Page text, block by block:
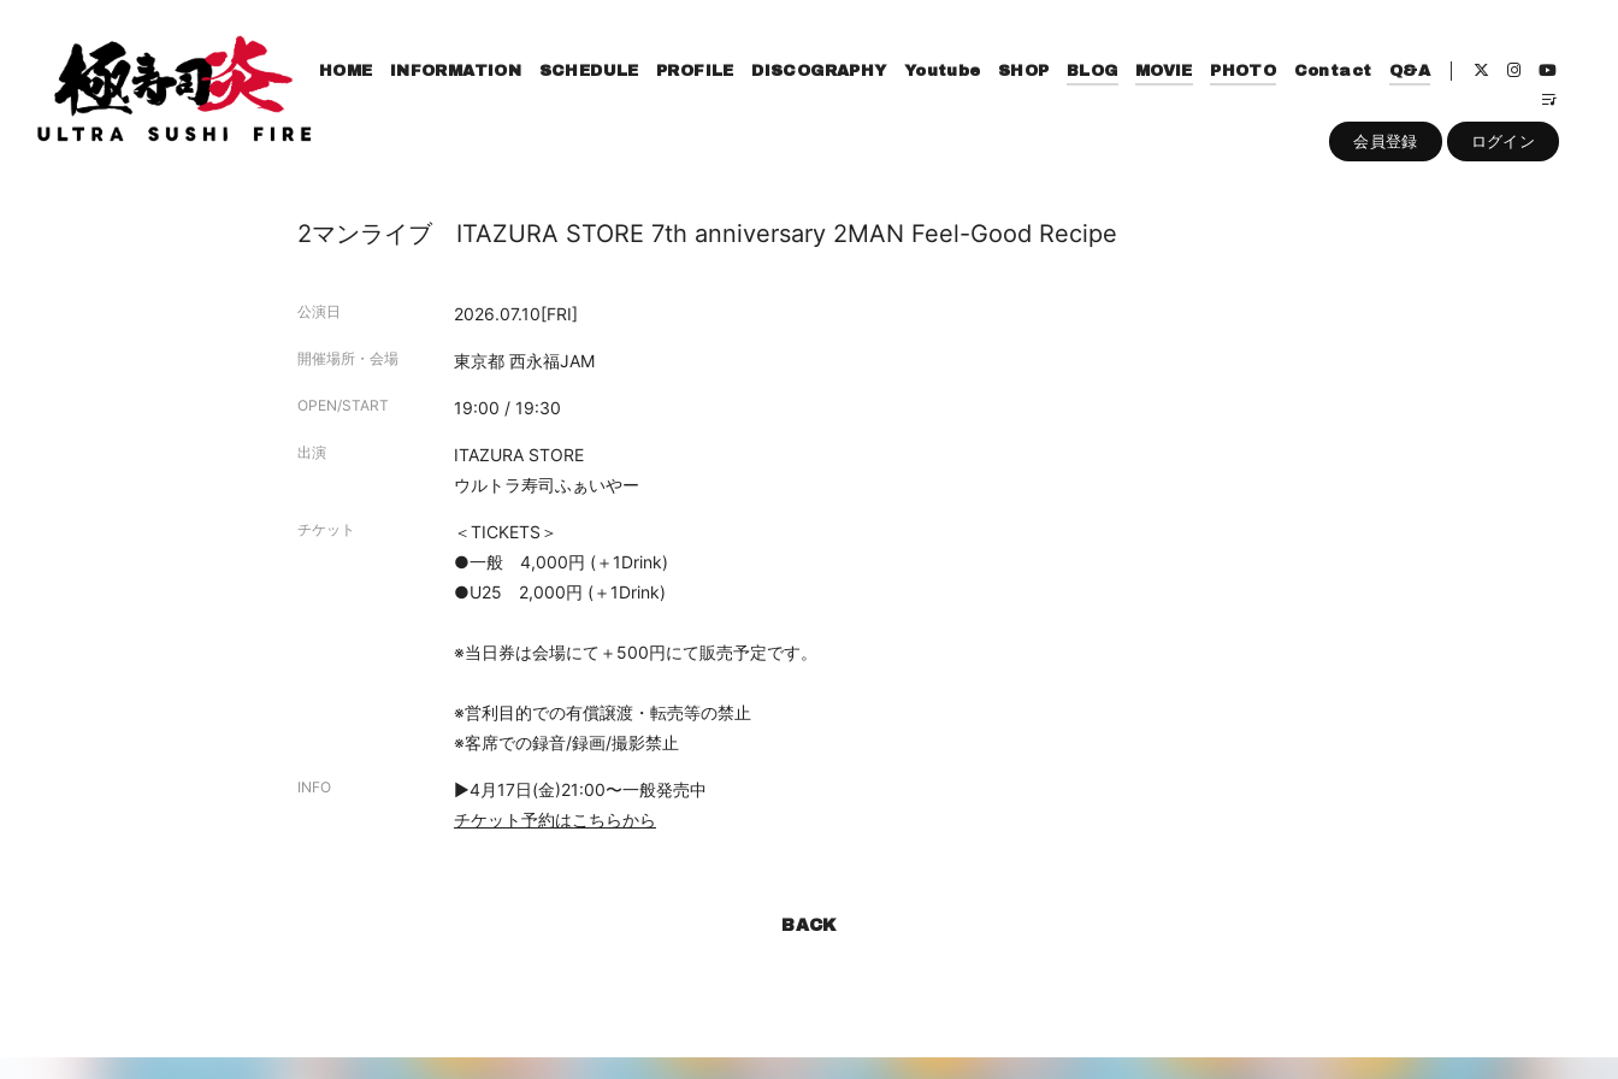
HOME INFORMATION SCHEDULE PROFILE DISCOGRAPHY Youtube SHOP BLOG MOVIE PHOTO Contact Q&A
会員登録 ログイン
2マンライブ ITAZURA STORE 7th anniversary 2MAN Feel-Good Recipe
公演日 2026.07.10[FRI]
開催場所・会場 東京都 西永福JAM
OPEN/START 19:00 / 19:30
出演
ITAZURA STORE
ウルトラ寿司ふぁいやー
チケット
＜TICKETS＞
●一般 4,000円 (＋1Drink)
●U25 2,000円 (＋1Drink)
※当日券は会場にて＋500円にて販売予定です。
※営利目的での有償譲渡・転売等の禁止
※客席での録音/録画/撮影禁止
INFO
▶︎4月17日(金)21:00〜一般発売中
チケット予約はこちらから
BACK